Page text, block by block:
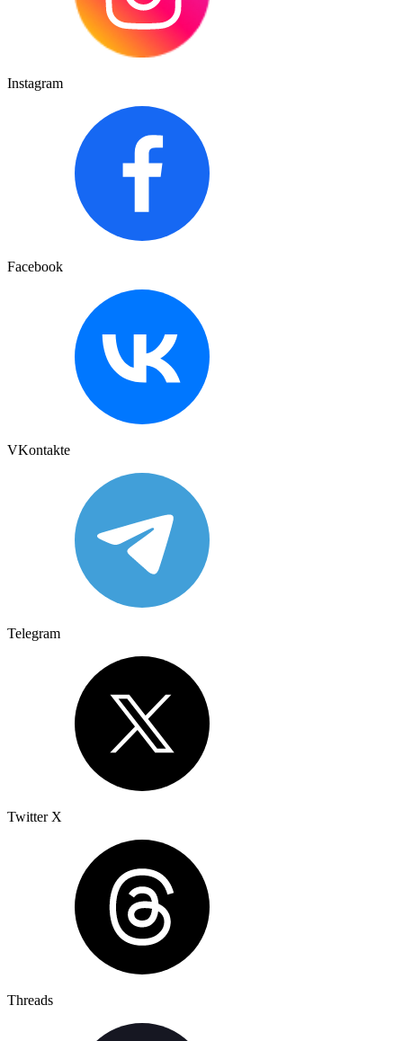
Instagram
Facebook
VKontakte
Telegram
Twitter X
Threads